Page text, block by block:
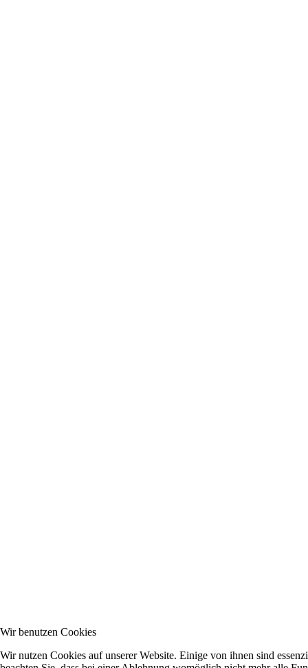
Wir benutzen Cookies
Wir nutzen Cookies auf unserer Website. Einige von ihnen sind